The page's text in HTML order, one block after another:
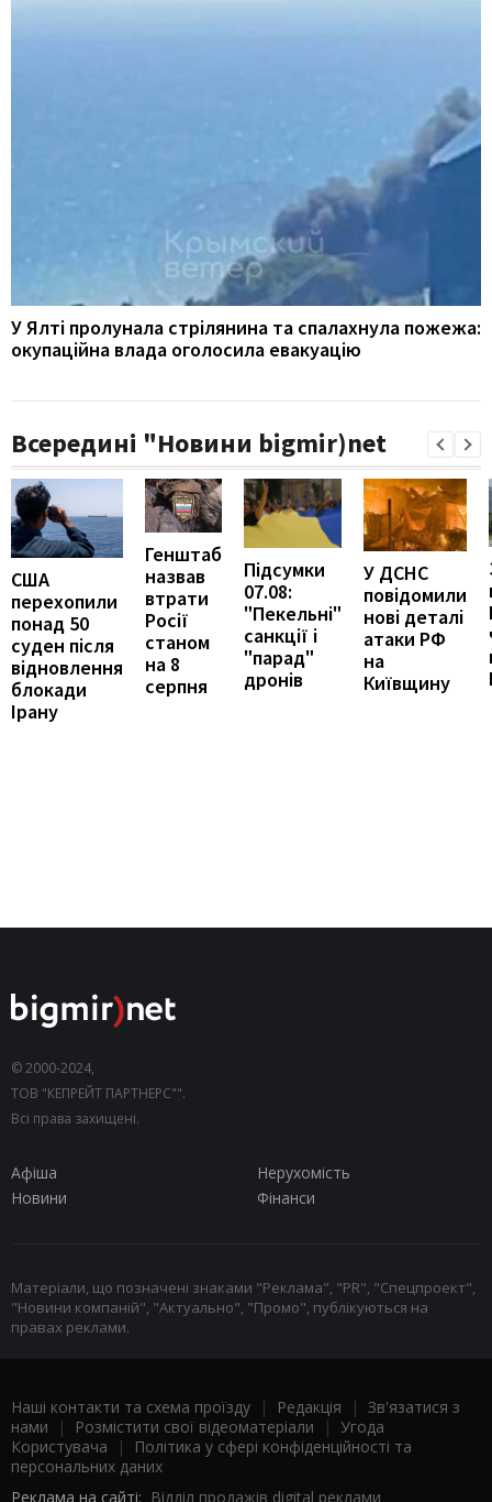
У Ялті пролунала стрілянина та спалахнула пожежа:
окупаційна влада оголосила евакуацію
Всередині "Новини bigmir)net
США
перехопили
понад 50
суден після
відновлення
блокади
Ірану
Генштаб
назвав
втрати
Росії
станом
на 8
серпня
Підсумки
07.08:
"Пекельні"
санкції і
"парад"
дронів
У ДСНС
повідомили
нові деталі
атаки РФ
на
Київщину
© 2000-2024,
ТОВ "КЕПРЕЙТ ПАРТНЕРС"".
Всі права захищені.
Афіша
Нерухомість
Новини
Фінанси
Матеріали, що позначені знаками "Реклама", "PR", "Спецпроект",
"Новини компаній", "Актуально", "Промо", публікуються на
правах реклами.
Наші контакти та схема проїзду | Редакція | Зв'язатися з
нами | Розмістити свої відеоматеріали | Угода
Користувача |
Політика у сфері конфіденційності та
персональних даних
Реклама на сайті: Відділ продажів digital реклами